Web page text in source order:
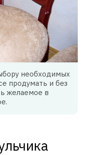
необходимых
продумать и без
желаемое в